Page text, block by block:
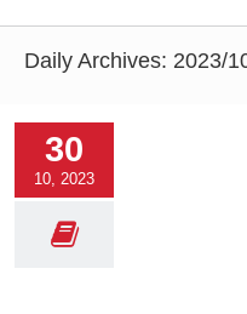
Daily Archives: 2023/
30
10, 2023